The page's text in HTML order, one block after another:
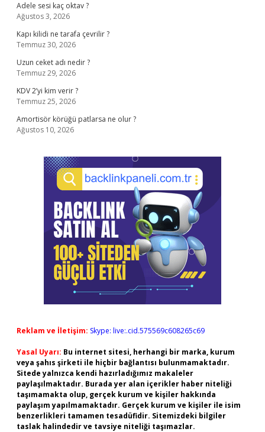
Adele sesi kaç oktav ?
Ağustos 3, 2026
Kapı kilidi ne tarafa çevrilir ?
Temmuz 30, 2026
Uzun ceket adı nedir ?
Temmuz 29, 2026
KDV 2’yi kim verir ?
Temmuz 25, 2026
Amortisör körüğü patlarsa ne olur ?
Ağustos 10, 2026
Reklam ve İletişim: Skype: live:.cid.575569c608265c69
Yasal Uyarı: Bu internet sitesi, herhangi bir marka, kurum
veya şahıs şirketi ile hiçbir bağlantısı bulunmamaktadır.
Sitede yalnızca kendi hazırladığımız makaleler
paylaşılmaktadır. Burada yer alan içerikler haber niteliği
taşımamakta olup, gerçek kurum ve kişiler hakkında
paylaşım yapılmamaktadır. Gerçek kurum ve kişiler ile isim
benzerlikleri tamamen tesadüfidir. Sitemizdeki bilgiler
taslak halindedir ve tavsiye niteliği taşımazlar.